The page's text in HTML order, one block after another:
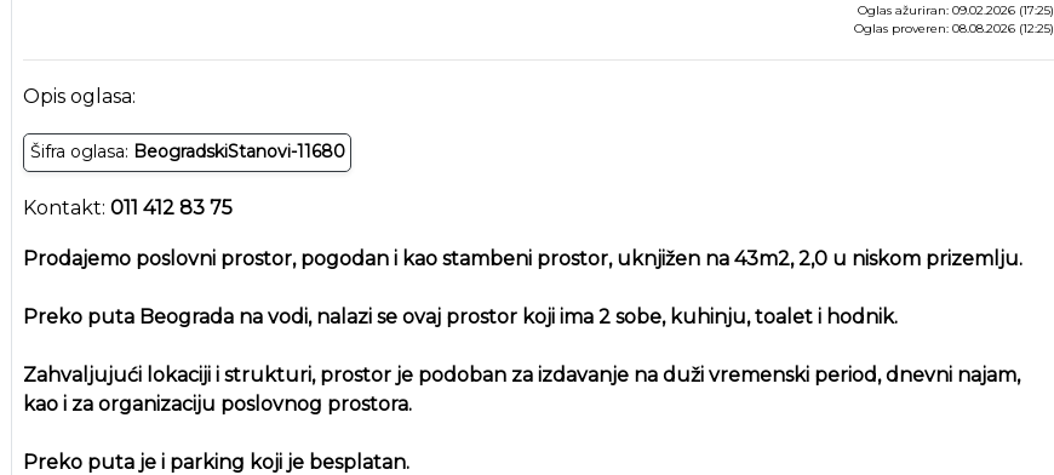
Oglas ažuriran: 09.02.2026 (17:25)
Oglas proveren: 08.08.2026 (12:25)
Opis oglasa:
Šifra oglasa: BeogradskiStanovi-11680
Kontakt: 011 412 83 75
Prodajemo poslovni prostor, pogodan i kao stambeni prostor, uknjižen na 43m2, 2,0 u niskom prizemlju.
Preko puta Beograda na vodi, nalazi se ovaj prostor koji ima 2 sobe, kuhinju, toalet i hodnik.
Zahvaljujući lokaciji i strukturi, prostor je podoban za izdavanje na duži vremenski period, dnevni najam,
kao i za organizaciju poslovnog prostora.
Preko puta je i parking koji je besplatan.